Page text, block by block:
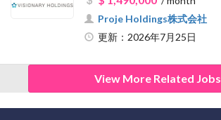
Proje Holdings株式会社
更新：2026年7月25日
View More Related Jobs